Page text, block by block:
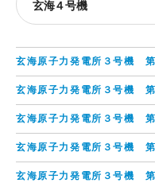
玄海４号機
玄海原子力発電所３号機
玄海原子力発電所３号機
玄海原子力発電所３号機
玄海原子力発電所３号機
玄海原子力発電所３号機